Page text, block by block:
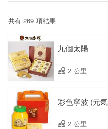
共有 269 項結果
九個太陽
2 公里
彩色寧波 (元
2 公里